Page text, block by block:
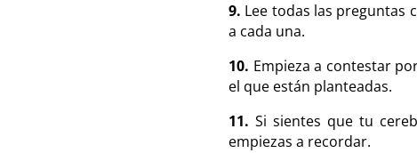
9. Lee todas las preguntas
a cada una.
10. Empieza a contestar
el que están planteadas.
11. Si sientes que tu
empiezas a recordar.